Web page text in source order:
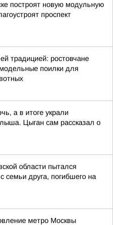
построят новую модульную
проспект
традицией: ростовчане
поилки для
а в итоге украли
Цыган сам рассказал о
области пытался
семьи друга, погибшего на
метро Москвы